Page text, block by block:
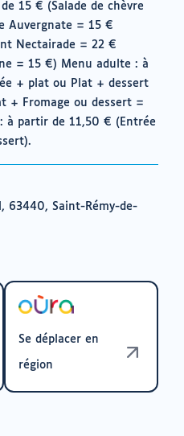
15 € (Salade de chèvre
Auvergnate = 15 €
Nectairade = 22 €
= 15 €) Menu adulte : à
+ plat ou Plat + dessert
+ Fromage ou dessert =
à partir de 11,50 € (Entrée
63440, Saint-Rémy-de-
Se déplacer en
région